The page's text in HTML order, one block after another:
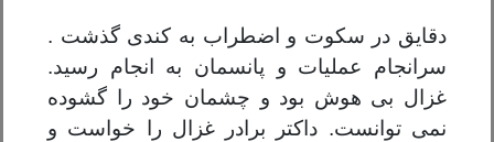
دقایق در سکوت و اضطراب به کندی گذشت .
سرانجام عملیات و پانسمان به انجام رسید.
غزال بی هوش بود و چشمان خود را گشوده
نمی توانست. داکتر برادر غزال را خواست و